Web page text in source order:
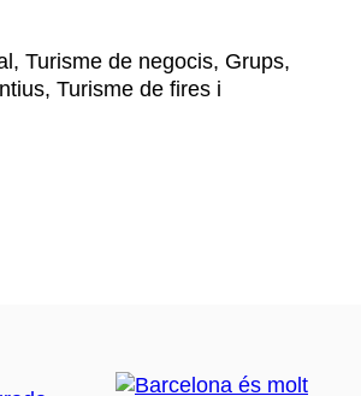
Turisme de negocis, Grups,
Turisme de fires i